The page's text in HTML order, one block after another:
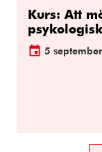
Kurs: Att
5